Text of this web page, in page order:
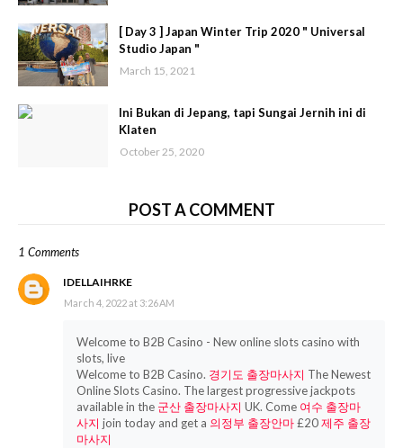
[ Day 3 ] Japan Winter Trip 2020 " Universal
Studio Japan "
March 15, 2021
Ini Bukan di Jepang, tapi Sungai Jernih ini di
Klaten
October 25, 2020
POST A COMMENT
1 Comments
IDELLAIHRKE
March 4, 2022 at 3:26 AM
Welcome to B2B Casino - New online slots casino with
slots, live
Welcome to B2B Casino. 경기도 출장마사지 The Newest
Online Slots Casino. The largest progressive jackpots
available in the 군산 출장마사지 UK. Come 여수 출장마
사지 join today and get a 의정부 출장안마£20제주 출장
마사지